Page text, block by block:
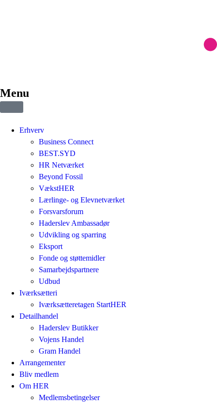
Menu
Erhverv
Business Connect
BEST.SYD
HR Netværket
Beyond Fossil
VækstHER
Lærlinge- og Elevnetværket
Forsvarsforum
Haderslev Ambassadør
Udvikling og sparring
Eksport
Fonde og støttemidler
Samarbejdspartnere
Udbud
Iværksætteri
Iværksætteretagen StartHER
Detailhandel
Haderslev Butikker
Vojens Handel
Gram Handel
Arrangementer
Bliv medlem
Om HER
Medlemsbetingelser